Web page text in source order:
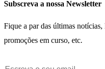
Subscreva a nossa Newsletter
Fique a par das últimas
promoções em curso, etc.